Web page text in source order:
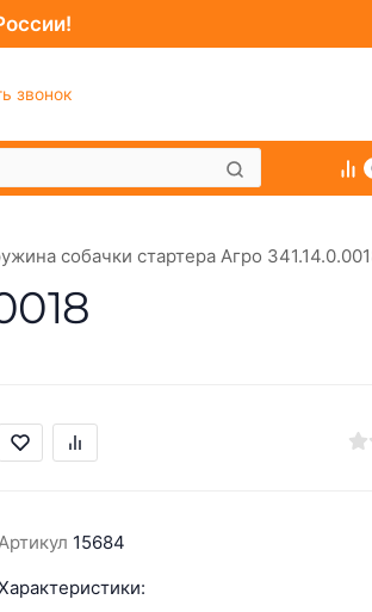
звонок
собачки стартера Агро
Артикул 15684